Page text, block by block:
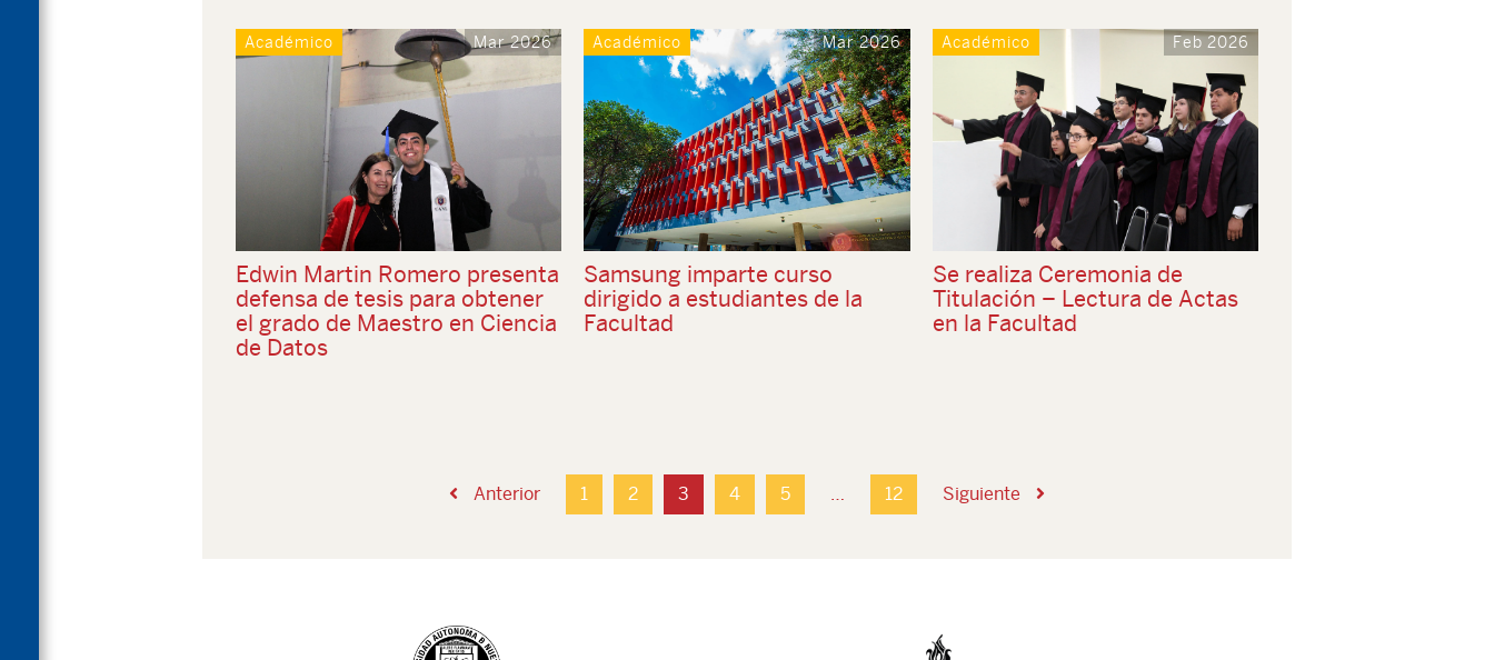
Académico Mar 2026
Edwin Martin Romero presenta
defensa de tesis para obtener
el grado de Maestro en Ciencia
de Datos
Académico Mar 2026
Samsung imparte curso
dirigido a estudiantes de la
Facultad
Académico Feb 2026
Se realiza Ceremonia de
Titulación – Lectura de Actas
en la Facultad
Anterior 1 2 3 4 5 … 12 Siguiente